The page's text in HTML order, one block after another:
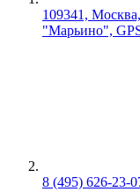
109341,
"Марьино",
8 (495) 626-23-